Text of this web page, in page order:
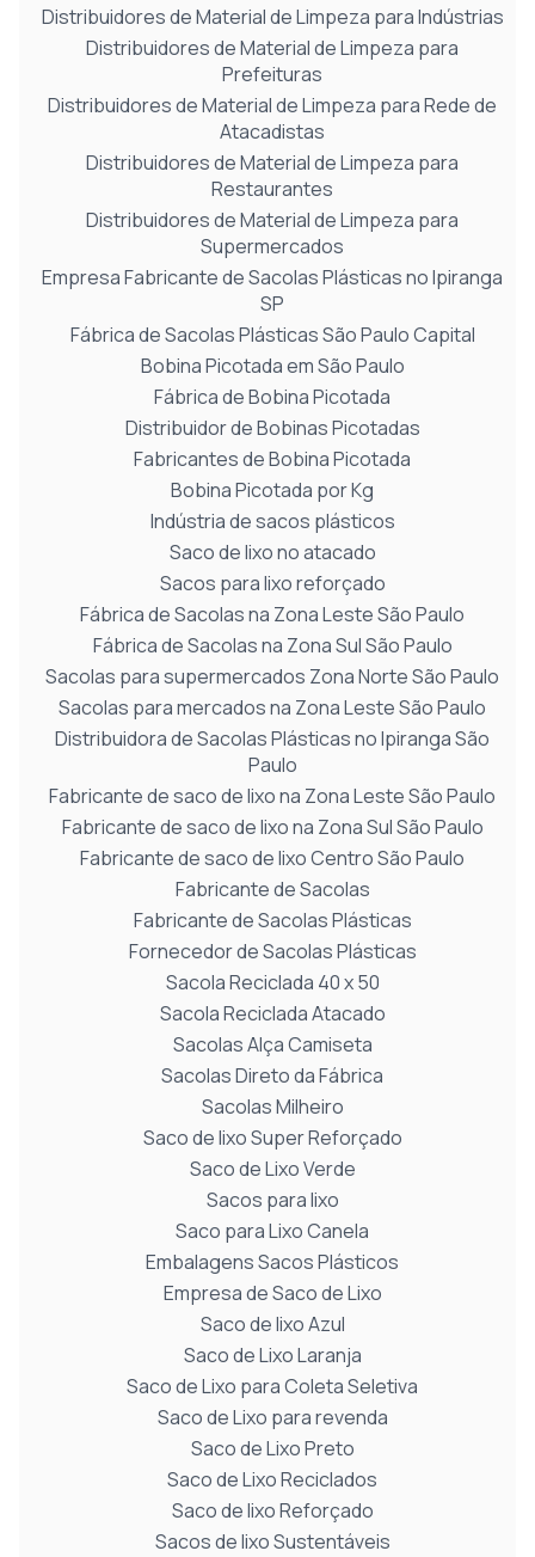
Distribuidores de Material de Limpeza para Indústrias
Distribuidores de Material de Limpeza para
Prefeituras
Distribuidores de Material de Limpeza para Rede de
Atacadistas
Distribuidores de Material de Limpeza para
Restaurantes
Distribuidores de Material de Limpeza para
Supermercados
Empresa Fabricante de Sacolas Plásticas no Ipiranga
SP
Fábrica de Sacolas Plásticas São Paulo Capital
Bobina Picotada em São Paulo
Fábrica de Bobina Picotada
Distribuidor de Bobinas Picotadas
Fabricantes de Bobina Picotada
Bobina Picotada por Kg
Indústria de sacos plásticos
Saco de lixo no atacado
Sacos para lixo reforçado
Fábrica de Sacolas na Zona Leste São Paulo
Fábrica de Sacolas na Zona Sul São Paulo
Sacolas para supermercados Zona Norte São Paulo
Sacolas para mercados na Zona Leste São Paulo
Distribuidora de Sacolas Plásticas no Ipiranga São
Paulo
Fabricante de saco de lixo na Zona Leste São Paulo
Fabricante de saco de lixo na Zona Sul São Paulo
Fabricante de saco de lixo Centro São Paulo
Fabricante de Sacolas
Fabricante de Sacolas Plásticas
Fornecedor de Sacolas Plásticas
Sacola Reciclada 40 x 50
Sacola Reciclada Atacado
Sacolas Alça Camiseta
Sacolas Direto da Fábrica
Sacolas Milheiro
Saco de lixo Super Reforçado
Saco de Lixo Verde
Sacos para lixo
Saco para Lixo Canela
Embalagens Sacos Plásticos
Empresa de Saco de Lixo
Saco de lixo Azul
Saco de Lixo Laranja
Saco de Lixo para Coleta Seletiva
Saco de Lixo para revenda
Saco de Lixo Preto
Saco de Lixo Reciclados
Saco de lixo Reforçado
Sacos de lixo Sustentáveis